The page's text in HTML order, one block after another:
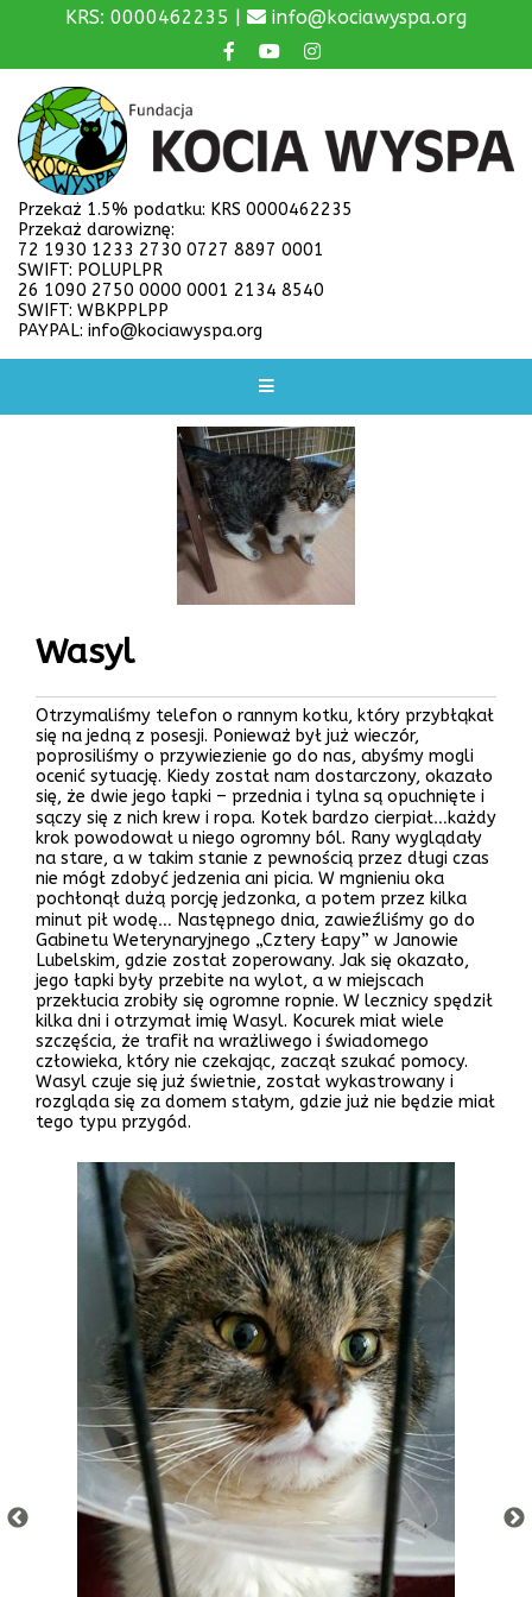
KRS: 0000462235 | info@kociawyspa.org
Przekaż 1.5% podatku: KRS 0000462235
Przekaż darowiznę:
72 1930 1233 2730 0727 8897 0001
SWIFT: POLUPLPR
26 1090 2750 0000 0001 2134 8540
SWIFT: WBKPPLPP
PAYPAL: info@kociawyspa.org
Wasyl
Otrzymaliśmy telefon o rannym kotku, który przybłąkał
się na jedną z posesji. Ponieważ był już wieczór,
poprosiliśmy o przywiezienie go do nas, abyśmy mogli
ocenić sytuację. Kiedy został nam dostarczony, okazało
się, że dwie jego łapki – przednia i tylna są opuchnięte i
sączy się z nich krew i ropa. Kotek bardzo cierpiał…każdy
krok powodował u niego ogromny ból. Rany wyglądały
na stare, a w takim stanie z pewnością przez długi czas
nie mógł zdobyć jedzenia ani picia. W mgnieniu oka
pochłonął dużą porcję jedzonka, a potem przez kilka
minut pił wodę… Następnego dnia, zawieźliśmy go do
Gabinetu Weterynaryjnego „Cztery Łapy” w Janowie
Lubelskim, gdzie został zoperowany. Jak się okazało,
jego łapki były przebite na wylot, a w miejscach
przekłucia zrobiły się ogromne ropnie. W lecznicy spędził
kilka dni i otrzymał imię Wasyl. Kocurek miał wiele
szczęścia, że trafił na wrażliwego i świadomego
człowieka, który nie czekając, zaczął szukać pomocy.
Wasyl czuje się już świetnie, został wykastrowany i
rozgląda się za domem stałym, gdzie już nie będzie miał
tego typu przygód.